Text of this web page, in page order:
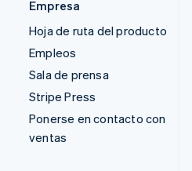
Empresa
Hoja de ruta del producto
Empleos
Sala de prensa
Stripe Press
Ponerse en contacto con
ventas